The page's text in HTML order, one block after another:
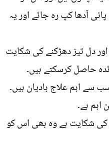
آدھا کپ رہ جائے اور یہ
دل تیز دھڑکنے کی شکایت
حاصل کرسکتے ہیں۔
سے اہم علاج بادیان ہیں۔
اہم ہے۔
کی شکایت ہے وہ بھی اس کو